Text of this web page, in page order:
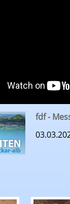
fdf -